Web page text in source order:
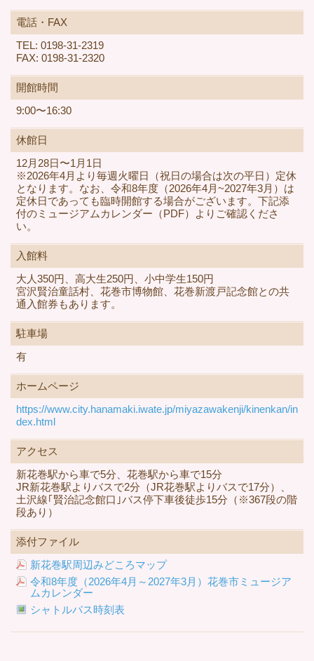
電話・FAX
TEL: 0198-31-2319
FAX: 0198-31-2320
開館時間
9:00〜16:30
休館日
12月28日〜1月1日
※2026年4月より毎週火曜日（祝日の場合は次の平日）定休
となります。なお、令和8年度（2026年4月~2027年3月）は
定休日であっても臨時開館する場合がございます。下記添
付のミュージアムカレンダー（PDF）よりご確認くださ
い。
入館料
大人350円、高大生250円、小中学生150円
宮沢賢治童話村、花巻市博物館、花巻新渡戸記念館との共
通入館券もあります。
駐車場
有
ホームページ
https://www.city.hanamaki.iwate.jp/miyazawakenji/kinenkan/in
dex.html
アクセス
新花巻駅から車で5分、花巻駅から車で15分
JR新花巻駅よりバスで2分（JR花巻駅よりバスで17分）、
土沢線｢賢治記念館口｣バス停下車後徒歩15分（※367段の階
段あり）
添付ファイル
新花巻駅周辺みどころマップ
令和8年度（2026年4月～2027年3月）花巻市ミュージア
ムカレンダー
シャトルバス時刻表